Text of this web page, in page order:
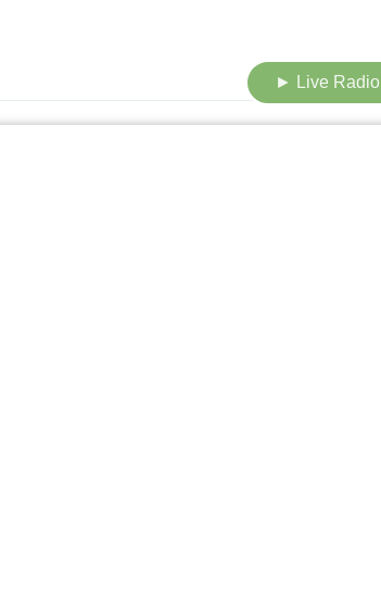
► Live Radio